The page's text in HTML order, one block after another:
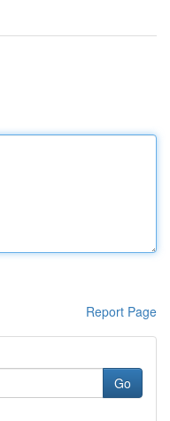
Report Page
Go